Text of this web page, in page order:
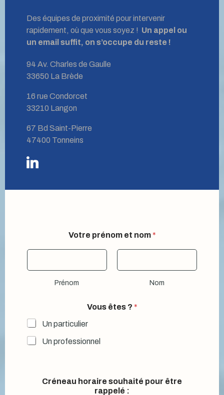
Des équipes de proximité pour intervenir
rapidement, où que vous soyez ! Un appel ou
un email suffit, on s’occupe du reste !
94 Av. Charles de Gaulle
33650 La Brède
16 rue Condorcet
33210 Langon
67 Bd Saint-Pierre
47400 Tonneins
Votre prénom et nom *
Prénom Nom
Vous êtes ? *
Un particulier
Un professionnel
Créneau horaire souhaité pour être
rappelé :